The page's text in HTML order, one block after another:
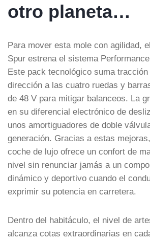
otro planeta…
Para mover esta mole con agilidad,
Spur estrena el sistema
Este pack tecnológico suma
dirección a las cuatro ruedas y
de 48 V para mitigar balanceos. La
en su diferencial electrónico de
unos amortiguadores de doble
generación. Gracias a estas
coche de lujo ofrece un confort de
nivel sin renunciar jamás a un
dinámico y deportivo cuando el
exprimir su potencia en carretera.
Dentro del habitáculo, el nivel de
alcanza cotas extraordinarias en